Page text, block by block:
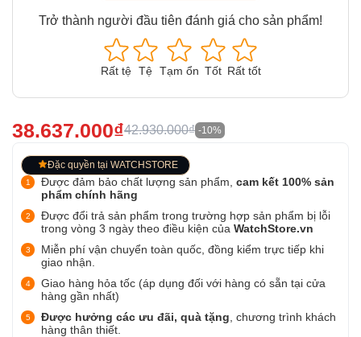
Trở thành người đầu tiên đánh giá cho sản phẩm!
Rất tệ Tệ Tạm ổn Tốt Rất tốt
38.637.000₫42.930.000₫ -10%
Đặc quyền tại WATCHSTORE
Được đảm bảo chất lượng sản phẩm, cam kết 100% sản
phẩm chính hãng
Được đổi trả sản phẩm trong trường hợp sản phẩm bị lỗi
trong vòng 3 ngày theo điều kiện của WatchStore.vn
Miễn phí vận chuyển toàn quốc, đồng kiểm trực tiếp khi
giao nhận.
Giao hàng hỏa tốc (áp dụng đối với hàng có sẵn tại cửa
hàng gần nhất)
Được hưởng các ưu đãi, quà tặng , chương trình khách
hàng thân thiết.